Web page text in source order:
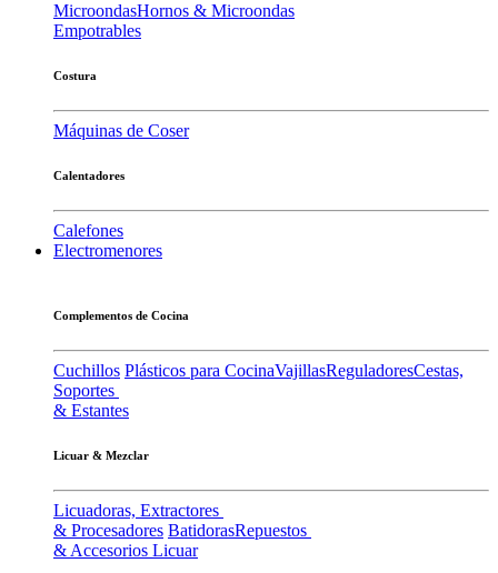
MicroondasHornos & Microondas
Empotrables
Costura
Máquinas de Coser
Calentadores
Calefones
Electromenores
Complementos de Cocina
Cuchillos Plásticos para CocinaVajillasReguladoresCestas,
Soportes
& Estantes
Licuar & Mezclar
Licuadoras, Extractores
& Procesadores BatidorasRepuestos
& Accesorios Licuar